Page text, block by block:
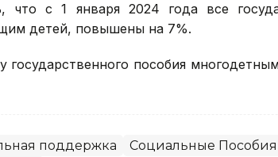
что с 1 января 2024 года все
детей, повышены на 7%.
государственного пособия
поддержка Социальные Пособия